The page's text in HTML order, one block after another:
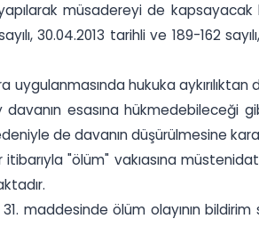
müsadereyi de
30.04.2013 tarihli ve 189-162
hukuka aykırılıktan
esasına hükmedebileceği
de davanın düşürülmesine
itibarıyla "ölüm" vakıasına
31. maddesinde ölüm olayının